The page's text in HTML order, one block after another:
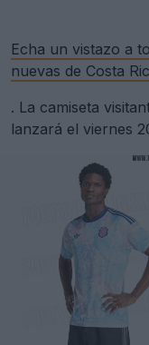
Echa un vistazo a
nuevas de Costa
. La camiseta
lanzará el viernes